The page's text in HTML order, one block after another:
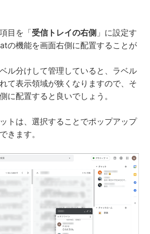
目を「受信トレイの右側 」に設定す
の機能を画面右側に配置することが
ル分けして管理していると、ラベル
て表示領域が狭くなりますので、そ
に配置すると良いでしょう。
トは、選択することでポップアップ
きます。